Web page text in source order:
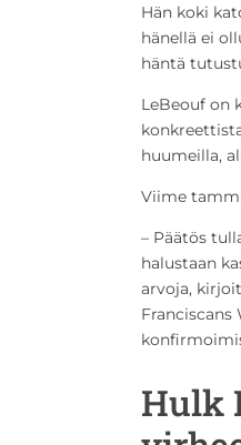
Hän koki
hänellä ei
häntä
LeBeouf on
huumeilla,
Viime
– Päätös
halustaan
arvoja,
Franciscans
Hulk